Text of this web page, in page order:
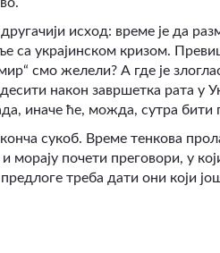
исход: време је да
са украјинском кризом.
смо желели? А где је
након завршетка рата у
иначе ће, можда, сутра бити
сукоб. Време тенкова
почети преговори, у
треба дати они који